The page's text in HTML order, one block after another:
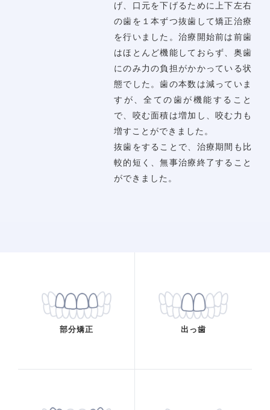
当院について 診療コンセプト
げ、口元を下げるために上下左右
の歯を１本ずつ抜歯して矯正治療
を行いました。治療開始前は前歯
はほとんど機能しておらず、奥歯
にのみ力の負担がかかっている状
態でした。歯の本数は減っていま
すが、全ての歯が機能すること
で、咬む面積は増加し、咬む力も
増すことができました。
抜歯をすることで、治療期間も比
較的短く、無事治療終了すること
ができました。
部分矯正 出っ歯